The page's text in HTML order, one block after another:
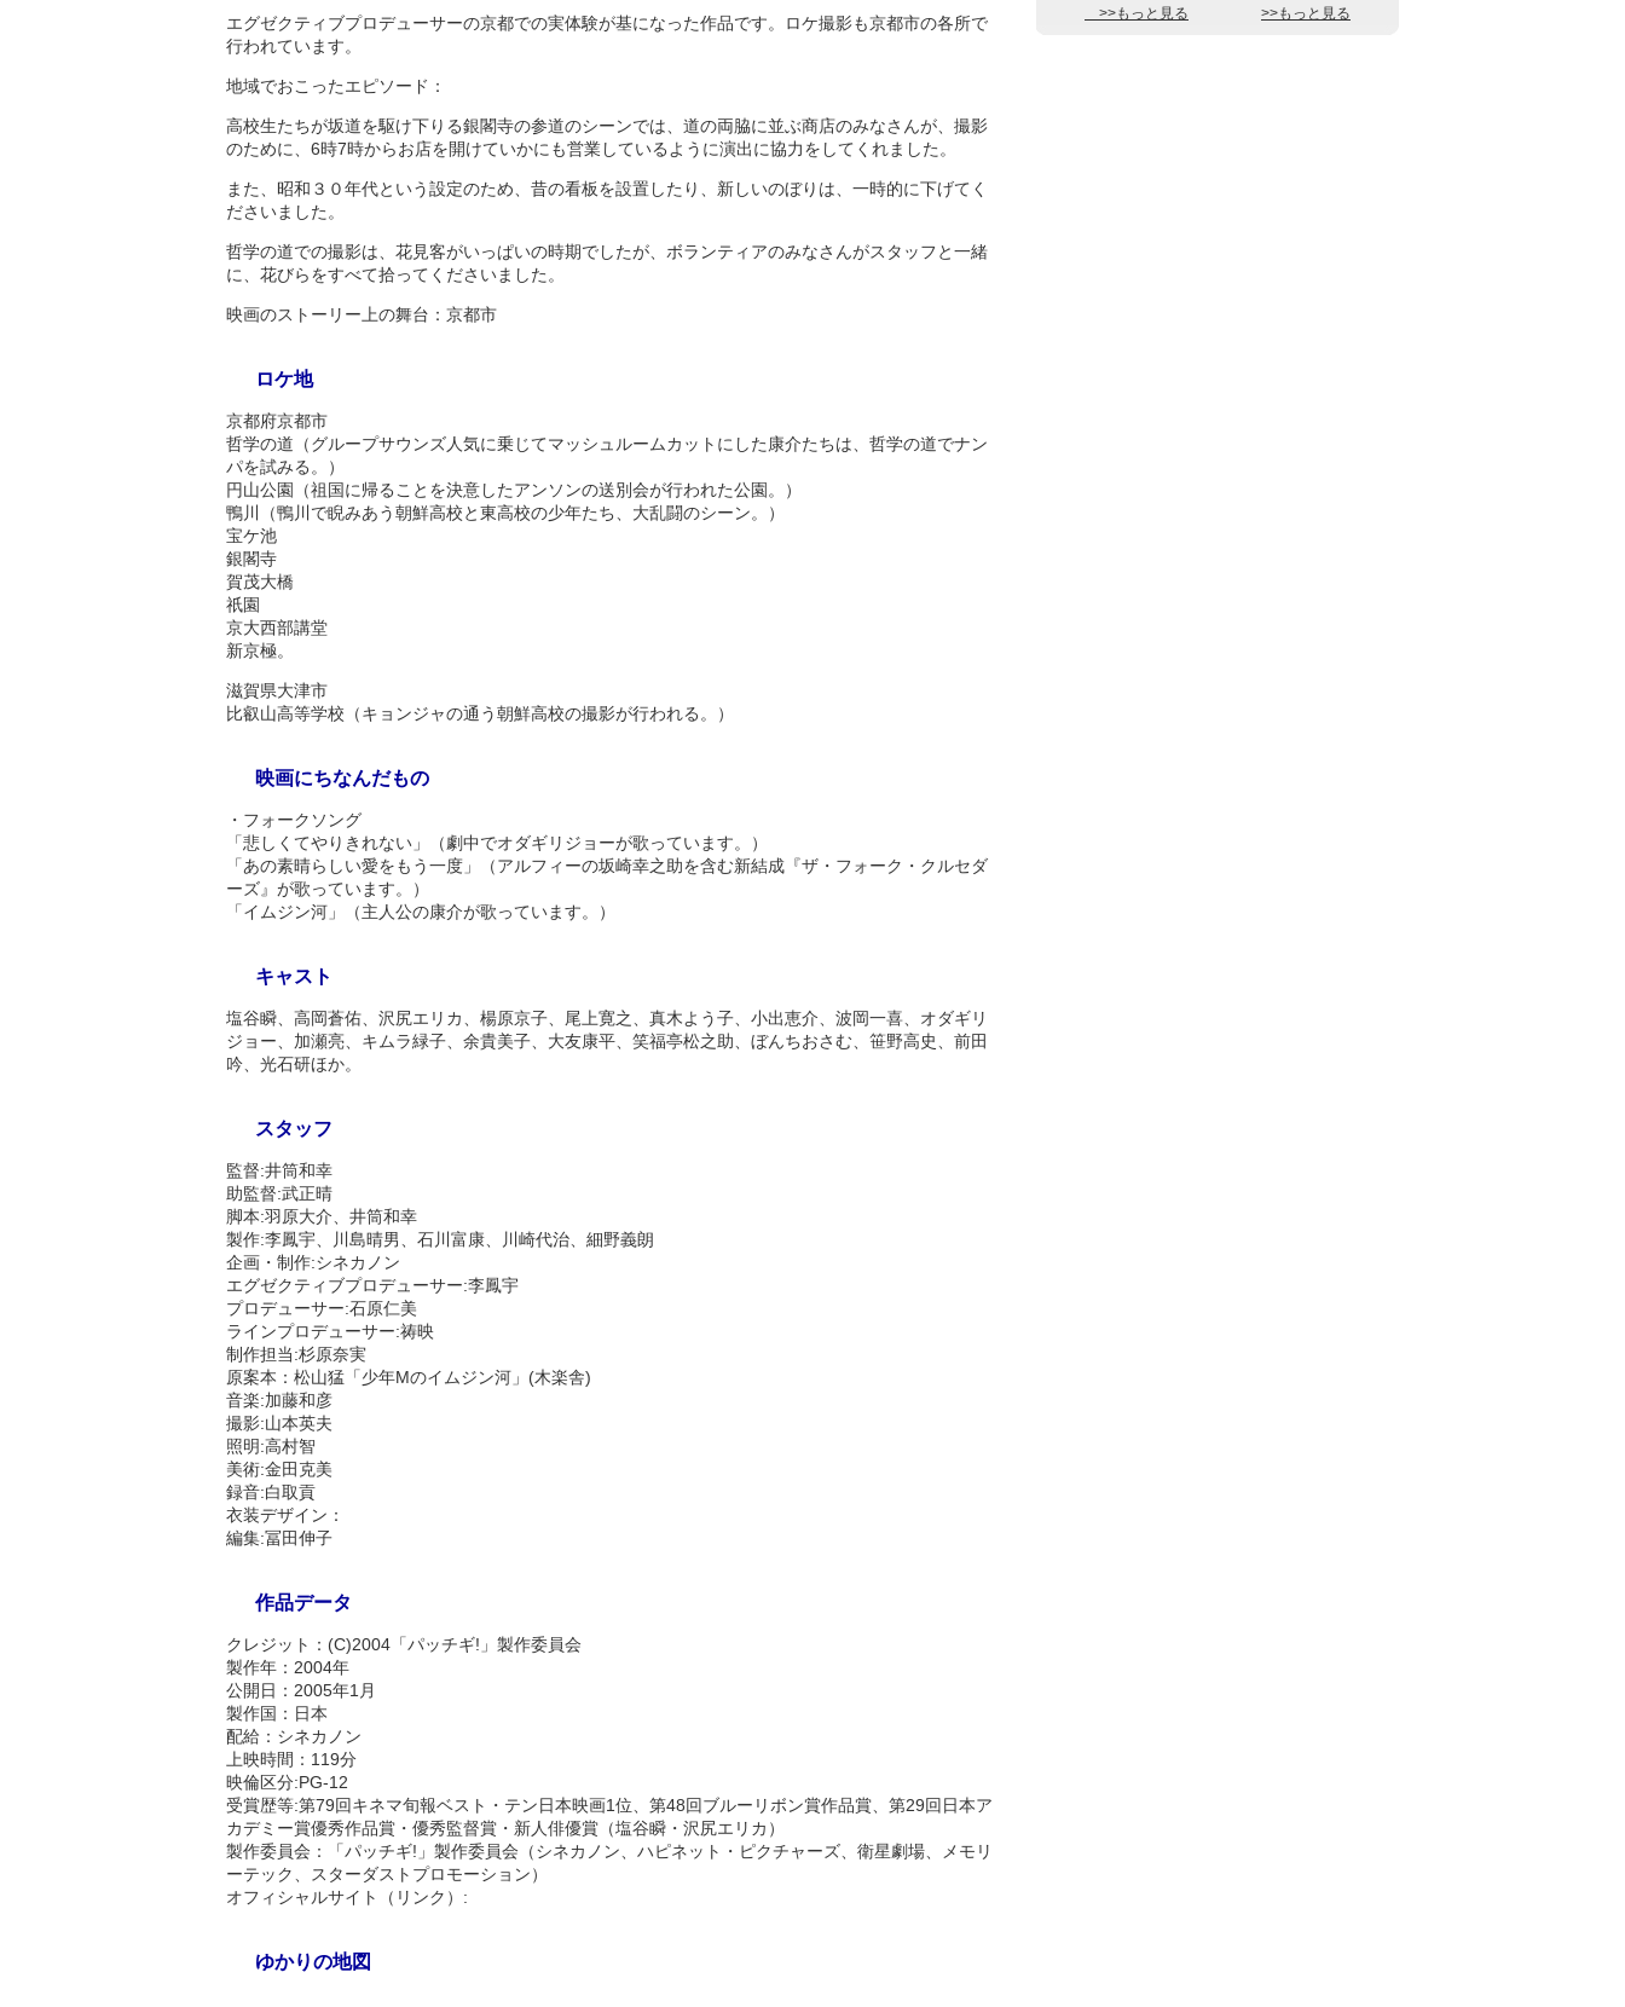
エグゼクティブプロデューサーの京都での実体験が基になった作品です。ロケ撮影も京都市の各所で
行われています。
地域でおこったエピソード：
高校生たちが坂道を駆け下りる銀閣寺の参道のシーンでは、道の両脇に並ぶ商店のみなさんが、撮影
のために、6時7時からお店を開けていかにも営業しているように演出に協力をしてくれました。
また、昭和３０年代という設定のため、昔の看板を設置したり、新しいのぼりは、一時的に下げてく
ださいました。
哲学の道での撮影は、花見客がいっぱいの時期でしたが、ボランティアのみなさんがスタッフと一緒
に、花びらをすべて拾ってくださいました。
映画のストーリー上の舞台：京都市
ロケ地
京都府京都市
哲学の道（グループサウンズ人気に乗じてマッシュルームカットにした康介たちは、哲学の道でナン
パを試みる。）
円山公園（祖国に帰ることを決意したアンソンの送別会が行われた公園。）
鴨川（鴨川で睨みあう朝鮮高校と東高校の少年たち、大乱闘のシーン。）
宝ケ池
銀閣寺
賀茂大橋
祇園
京大西部講堂
新京極。
滋賀県大津市
比叡山高等学校（キョンジャの通う朝鮮高校の撮影が行われる。）
映画にちなんだもの
・フォークソング
「悲しくてやりきれない」（劇中でオダギリジョーが歌っています。）
「あの素晴らしい愛をもう一度」（アルフィーの坂崎幸之助を含む新結成『ザ・フォーク・クルセダ
ーズ』が歌っています。）
「イムジン河」（主人公の康介が歌っています。）
キャスト
塩谷瞬、高岡蒼佑、沢尻エリカ、楊原京子、尾上寛之、真木よう子、小出恵介、波岡一喜、オダギリ
ジョー、加瀬亮、キムラ緑子、余貴美子、大友康平、笑福亭松之助、ぼんちおさむ、笹野高史、前田
吟、光石研ほか。
スタッフ
監督:井筒和幸
助監督:武正晴
脚本:羽原大介、井筒和幸
製作:李鳳宇、川島晴男、石川富康、川崎代治、細野義朗
企画・制作:シネカノン
エグゼクティブプロデューサー:李鳳宇
プロデューサー:石原仁美
ラインプロデューサー:祷映
制作担当:杉原奈実
原案本：松山猛「少年Mのイムジン河」(木楽舎)
音楽:加藤和彦
撮影:山本英夫
照明:高村智
美術:金田克美
録音:白取貢
衣装デザイン：
編集:冨田伸子
作品データ
クレジット：(C)2004「パッチギ!」製作委員会
製作年：2004年
公開日：2005年1月
製作国：日本
配給：シネカノン
上映時間：119分
映倫区分:PG-12
受賞歴等:第79回キネマ旬報ベスト・テン日本映画1位、第48回ブルーリボン賞作品賞、第29回日本ア
カデミー賞優秀作品賞・優秀監督賞・新人俳優賞（塩谷瞬・沢尻エリカ）
製作委員会：「パッチギ!」製作委員会（シネカノン、ハピネット・ピクチャーズ、衛星劇場、メモリ
ーテック、スターダストプロモーション）
オフィシャルサイト（リンク）:
ゆかりの地図
>>もっと見る >>もっと見る